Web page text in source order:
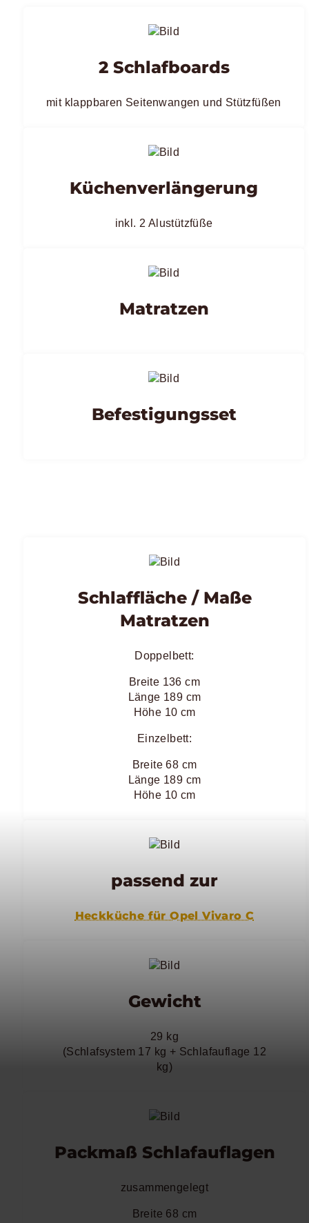
2 Schlafboards
mit klappbaren Seitenwangen und Stützfüßen
Küchenverlängerung
inkl. 2 Alustützfüße
Matratzen
Befestigungsset
Schlaffläche / Maße
Matratzen
Doppelbett:
Breite 136 cm
Länge 189 cm
Höhe 10 cm
Einzelbett:
Breite 68 cm
Länge 189 cm
Höhe 10 cm
passend zur
Heckküche für Opel Vivaro C
Gewicht
29 kg
(Schlafsystem 17 kg + Schlafauflage 12
kg)
Packmaß Schlafauflagen
zusammengelegt
Breite 68 cm